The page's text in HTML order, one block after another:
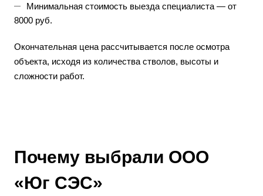
Минимальная стоимость выезда специалиста — от
8000 руб.
Окончательная цена рассчитывается после осмотра
объекта, исходя из количества стволов, высоты и
сложности работ.
Почему выбрали ООО
«Юг СЭС»